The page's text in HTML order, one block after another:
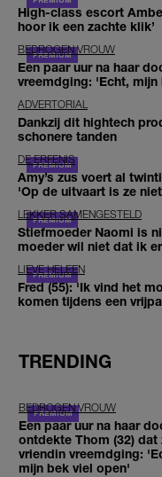
High-class escort
hoor ik een zachte klik’
BEDROGEN VROUW
Een paar uur na haar
vreemdging: 'Echt, mijn
ADVERTORIAL
Dankzij dit hightech
schonere tanden
DE ERFENIS
Amy’s zus voert al
'Op de uitvaart is ze
LEKKER SAMENGESTELD
Stiefmoeder Naomi is
moeder wil niet dat ik
LIEVE HELEEN
Fred (55): 'Ik vind het
komen tijdens een
TRENDING
BEDROGEN VROUW
Een paar uur na haar
ontdekte Thom (32) dat
vriendin vreemdging:
mijn bek viel open'